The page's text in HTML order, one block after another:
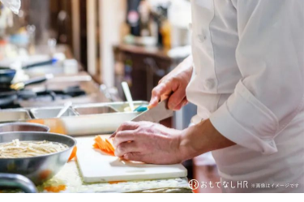
就職・転職 合同説明会
おもてなしHRについて
ご利用の流れ
よくある質問
ホテル・宿泊業界情報コラム